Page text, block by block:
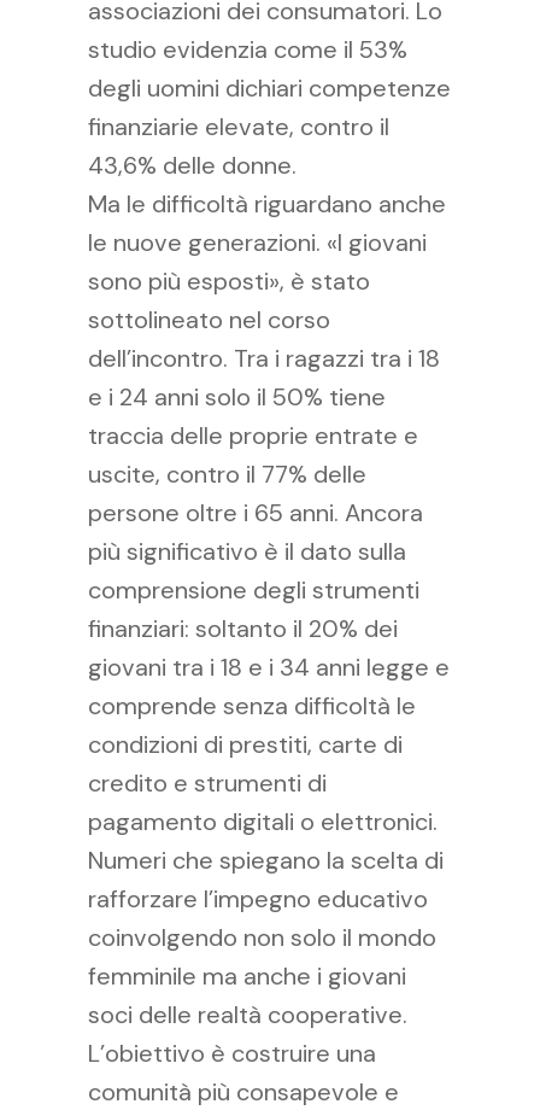
associazioni dei consumatori. Lo
studio evidenzia come il 53%
degli uomini dichiari competenze
finanziarie elevate, contro il
43,6% delle donne.
Ma le difficoltà riguardano anche
le nuove generazioni. «I giovani
sono più esposti», è stato
sottolineato nel corso
dell’incontro. Tra i ragazzi tra i 18
e i 24 anni solo il 50% tiene
traccia delle proprie entrate e
uscite, contro il 77% delle
persone oltre i 65 anni. Ancora
più significativo è il dato sulla
comprensione degli strumenti
finanziari: soltanto il 20% dei
giovani tra i 18 e i 34 anni legge e
comprende senza difficoltà le
condizioni di prestiti, carte di
credito e strumenti di
pagamento digitali o elettronici.
Numeri che spiegano la scelta di
rafforzare l’impegno educativo
coinvolgendo non solo il mondo
femminile ma anche i giovani
soci delle realtà cooperative.
L’obiettivo è costruire una
comunità più consapevole e